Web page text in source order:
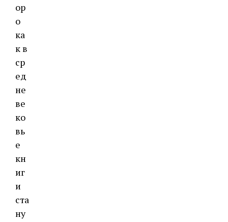
ор
о
ка
к в
ср
ед
не
ве
ко
вь
е
кн
иг
и
ста
ну